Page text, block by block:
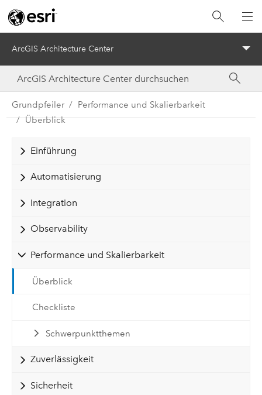
ArcGIS Architecture Center
Grundpfeiler
Performance und Skalierbarkeit
Überblick
Einführung
Automatisierung
Integration
Observability
Performance und Skalierbarkeit
Überblick
Checkliste
Schwerpunktthemen
Zuverlässigkeit
Sicherheit